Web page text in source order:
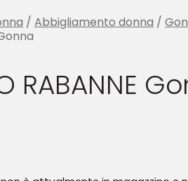
/Abbigliamento donna /
RABANNE